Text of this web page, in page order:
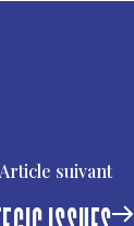
Article suivant